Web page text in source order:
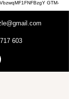
GTM-
603